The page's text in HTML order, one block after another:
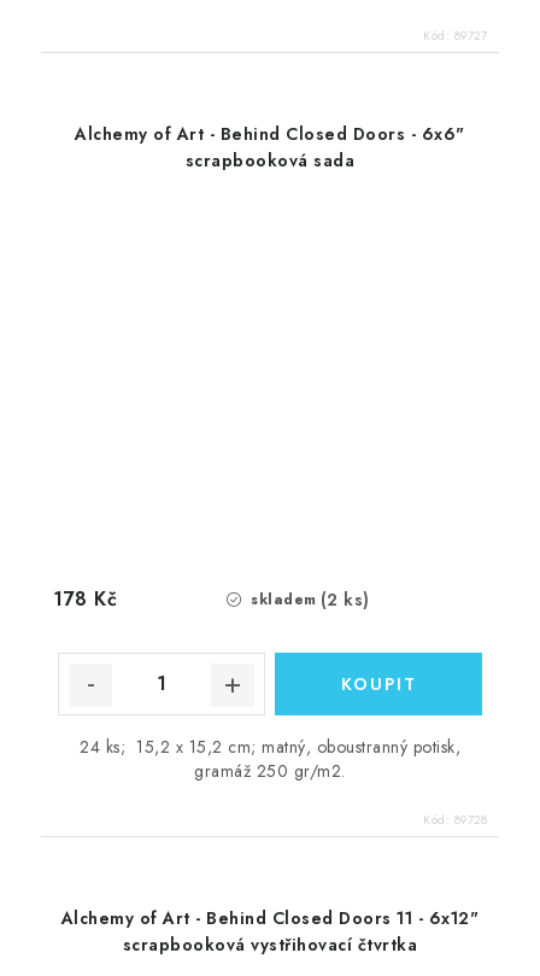
Kód: 89727
Alchemy of Art - Behind Closed Doors - 6x6"
scrapbooková sada
skladem (2 ks)
178 Kč
24 ks; 15,2 x 15,2 cm; matný, oboustranný potisk,
gramáž 250 gr/m2.
Kód: 89728
Alchemy of Art - Behind Closed Doors 11 - 6x12"
scrapbooková vystřihovací čtvrtka